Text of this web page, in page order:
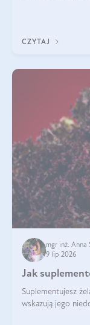
CZYTAJ
mgr inż. Anna
9 lip 2026
Jak
Suplementujesz
wskazują jego